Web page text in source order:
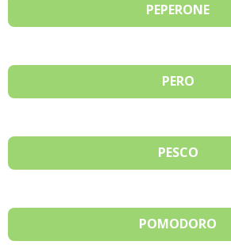
PEPERONE
PERO
PESCO
POMODORO